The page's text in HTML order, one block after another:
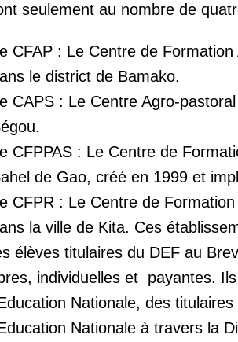
seulement au nombre de
CFAP : Le Centre de
le district de Bamako.
CAPS : Le Centre Agro-
CFPPAS : Le Centre de
de Gao, créé en 1999 et
CFPR : Le Centre de
la ville de Kita. Ces
élèves titulaires du DEF au
individuelles et payantes.
Nationale, des
Nationale à travers la